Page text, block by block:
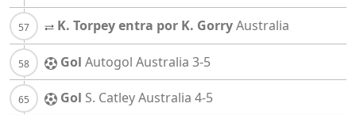
K. Torpey entra por K. GorryAustralia
Gol Autogol Australia 3-5
Gol S. CatleyAustralia 4-5